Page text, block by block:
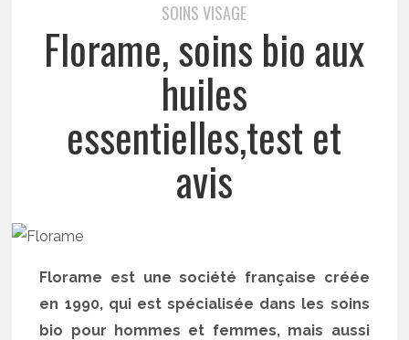
SOINS VISAGE
Florame, soins bio aux
huiles
essentielles,test et
avis
Florame est une société française créée
en 1990, qui est spécialisée dans les soins
bio pour hommes et femmes, mais aussi